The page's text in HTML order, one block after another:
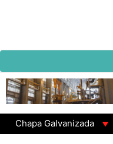
Galvanizada